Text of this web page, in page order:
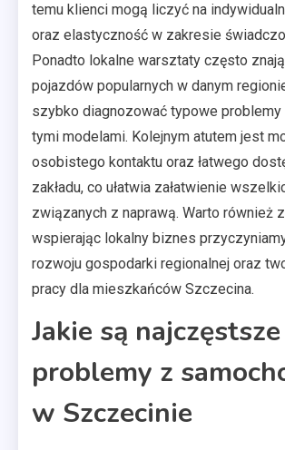
temu klienci mogą liczyć na
oraz elastyczność w zakresie
Ponadto lokalne warsztaty często
pojazdów popularnych w danym
szybko diagnozować typowe
tymi modelami. Kolejnym atutem jest
osobistego kontaktu oraz łatwego
zakładu, co ułatwia załatwienie
związanych z naprawą. Warto również
wspierając lokalny biznes
rozwoju gospodarki regionalnej oraz
pracy dla mieszkańców Szczecina.
Jakie są najczęstsze
problemy z
w Szczecinie